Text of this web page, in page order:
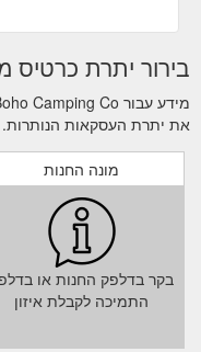
בירור יתרת כרטיס
את יתרת העסקאות הנותרות.
מונה החנות
בקר בדלפק החנות או
התמיכה לקבלת איזון